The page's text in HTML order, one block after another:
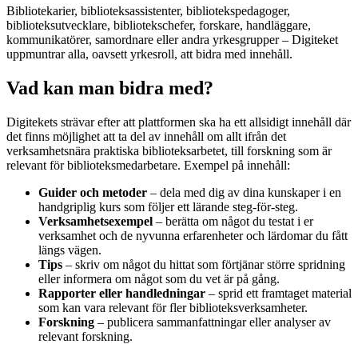
Bibliotekarier, biblioteksassistenter, bibliotekspedagoger,
biblioteksutvecklare, bibliotekschefer, forskare, handläggare,
kommunikatörer, samordnare eller andra yrkesgrupper – Digiteket
uppmuntrar alla, oavsett yrkesroll, att bidra med innehåll.
Vad kan man bidra med?
Digitekets strävar efter att plattformen ska ha ett allsidigt innehåll där
det finns möjlighet att ta del av innehåll om allt ifrån det
verksamhetsnära praktiska biblioteksarbetet, till forskning som är
relevant för biblioteksmedarbetare. Exempel på innehåll:
Guider och metoder – dela med dig av dina kunskaper i en
handgriplig kurs som följer ett lärande steg-för-steg.
Verksamhetsexempel – berätta om något du testat i er
verksamhet och de nyvunna erfarenheter och lärdomar du fått
längs vägen.
Tips – skriv om något du hittat som förtjänar större spridning
eller informera om något som du vet är på gång.
Rapporter eller handledningar – sprid ett framtaget material
som kan vara relevant för fler biblioteksverksamheter.
Forskning – publicera sammanfattningar eller analyser av
relevant forskning.